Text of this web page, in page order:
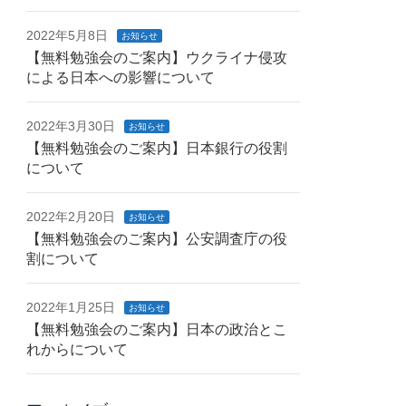
2022年5月8日 お知らせ
【無料勉強会のご案内】ウクライナ侵攻
による日本への影響について
2022年3月30日 お知らせ
【無料勉強会のご案内】日本銀行の役割
について
2022年2月20日 お知らせ
【無料勉強会のご案内】公安調査庁の役
割について
2022年1月25日 お知らせ
【無料勉強会のご案内】日本の政治とこ
れからについて